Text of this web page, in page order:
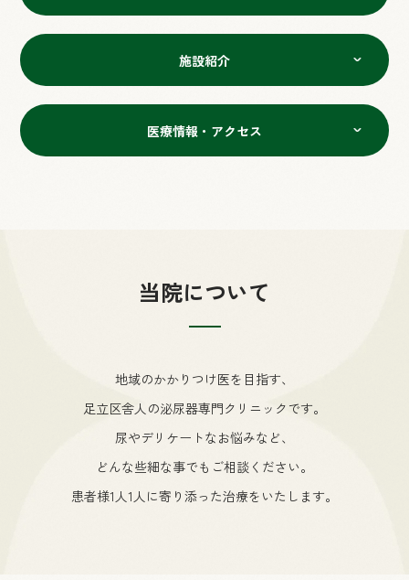
施設紹介
医療情報・アクセス
当院について
地域のかかりつけ医を目指す、
足立区舎人の泌尿器専門クリニックです。
尿やデリケートなお悩みなど、
どんな些細な事でもご相談ください。
患者様1人1人に寄り添った治療をいたします。